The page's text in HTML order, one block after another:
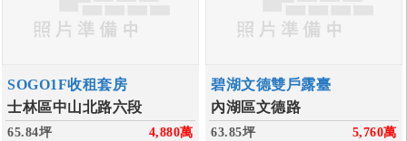
SOGO1F收租套房
士林區中山北路六段
65.84坪 4,880萬
碧湖文德雙戶露臺
內湖區文德路
63.85坪 5,760萬